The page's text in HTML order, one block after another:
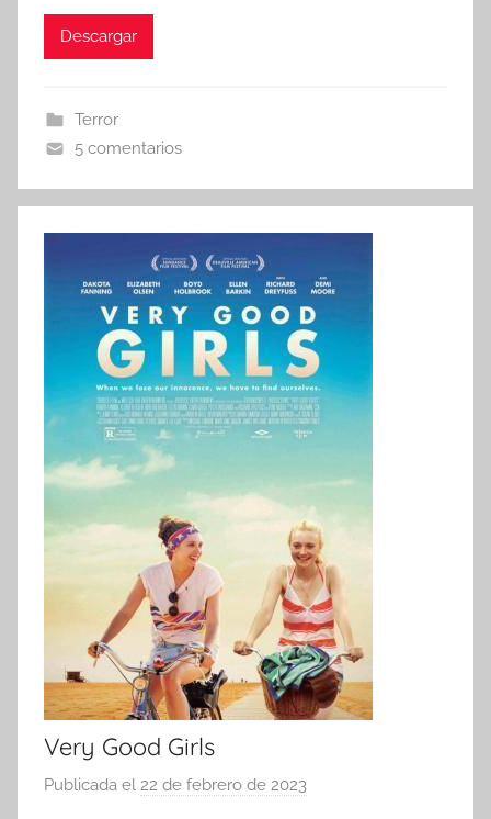
Descargar
Terror
5 comentarios
Very Good Girls
Publicada el 22 de febrero de 2023